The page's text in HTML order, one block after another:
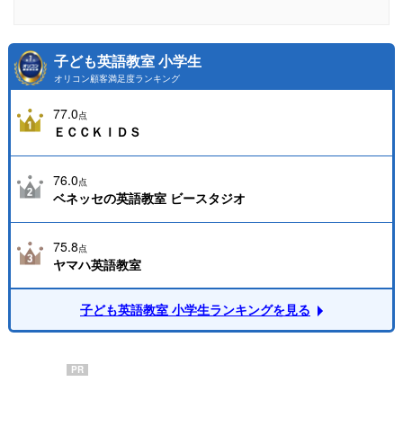
子ども英語教室 小学生
オリコン顧客満足度ランキング
77.0点
ＥＣＣＫＩＤＳ
76.0点
ベネッセの英語教室 ビースタジオ
75.8点
ヤマハ英語教室
子ども英語教室 小学生ランキングを見る
PR